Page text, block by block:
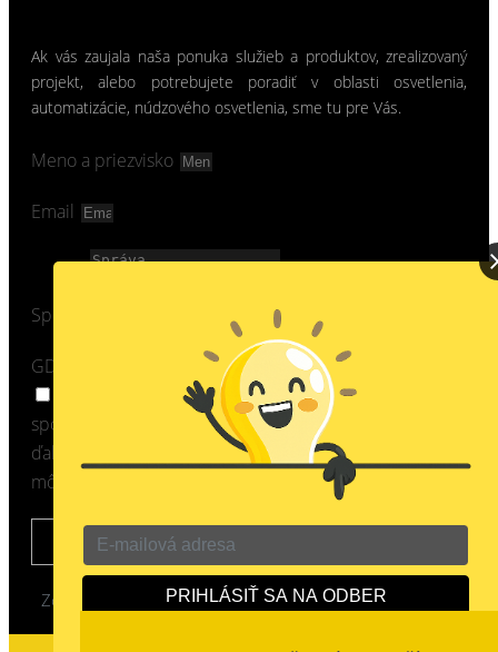
Ak vás zaujala naša ponuka služieb a produktov, zrealizovaný
projekt, alebo potrebujete poradiť v oblasti osvetlenia,
automatizácie, núdzového osvetlenia, sme tu pre Vás.
Meno a priezvisko
Email
Správa
GDPR
Súhlasím so spracovaním osobných údajov
spoločnosťou ProfiLIGHT Corporation, s.r.o. pre účely
ďalšej komunikácie a zasielanie Newsletter. Váš súhlas
môžete kedykoľvek odvolať.
ODOSLAŤ
Zo
naklikal kolektív ProfiLIGHT Corporation, s.r.o. ©